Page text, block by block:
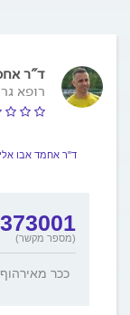
ד"ר
רופא
ד"ר אחמד אבו
(מספר מקשר)
ככר מאירהוף 1, חיפה